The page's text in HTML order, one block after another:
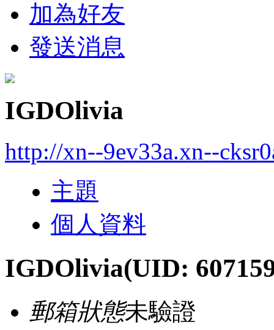
加為好友
發送消息
IGDOlivia
http://xn--9ev33a.xn--
主題
個人資料
IGDOlivia(UID:
郵箱狀態未驗證